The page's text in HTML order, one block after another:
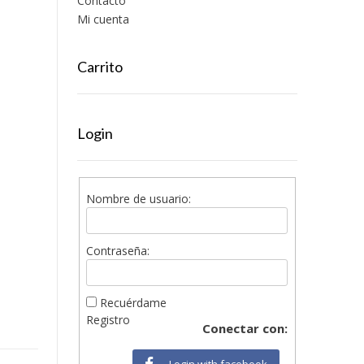
Mi cuenta
Carrito
Login
Nombre de usuario:
Contraseña:
Recuérdame
Conectar con:
Registro